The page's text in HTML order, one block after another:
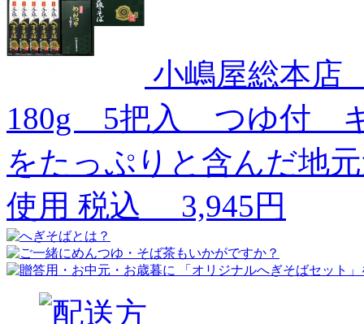
小嶋屋総本
180g 5把入 つゆ付
をたっぷりと含んだ地
使用 税込 3,945円